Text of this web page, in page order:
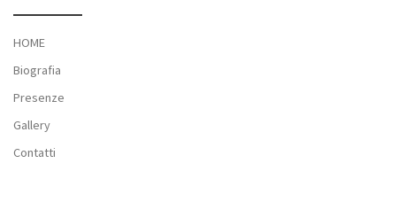
HOME
Biografia
Presenze
Gallery
Contatti